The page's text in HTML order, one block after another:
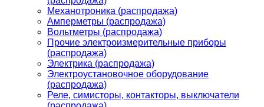
Механотроника (распродажа)
Амперметры (распродажа)
Вольтметры (распродажа)
Прочие электроизмерительные приборы
(распродажа)
Электрика (распродажа)
Электроустановочное оборудование
(распродажа)
Реле, симисторы, контакторы, выключатели